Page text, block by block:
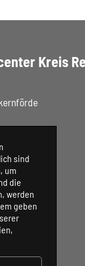
Kreis
sind
um
die
werden
geben